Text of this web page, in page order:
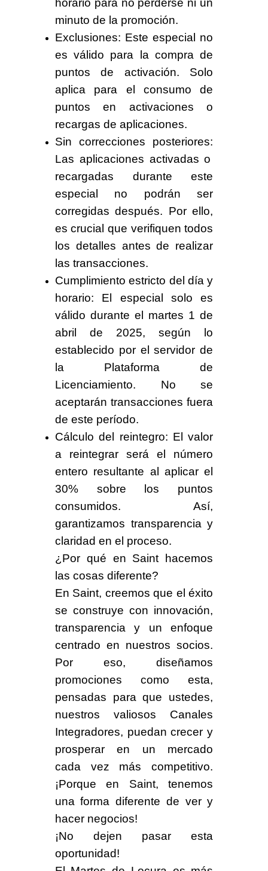
horario para no perderse ni un
minuto de la promoción.
Exclusiones: Este especial no
es válido para la compra de
puntos de activación. Solo
aplica para el consumo de
puntos en activaciones o
recargas de aplicaciones.
Sin correcciones posteriores:
Las aplicaciones activadas o
recargadas durante este
especial no podrán ser
corregidas después. Por ello,
es crucial que verifiquen todos
los detalles antes de realizar
las transacciones.
Cumplimiento estricto del día y
horario: El especial solo es
válido durante el martes 1 de
abril de 2025, según lo
establecido por el servidor de
la Plataforma de
Licenciamiento. No se
aceptarán transacciones fuera
de este período.
Cálculo del reintegro: El valor
a reintegrar será el número
entero resultante al aplicar el
30% sobre los puntos
consumidos. Así,
garantizamos transparencia y
claridad en el proceso.
¿ Por qué en Saint hacemos
las cosas diferente?
En Saint, creemos que el éxito
se construye con innovación,
transparencia y un enfoque
centrado en nuestros socios.
Por eso, diseñamos
promociones como esta,
pensadas para que ustedes,
nuestros valiosos Canales
Integradores, puedan crecer y
prosperar en un mercado
cada vez más competitivo.
¡Porque en Saint, tenemos
una forma diferente de ver y
hacer negocios!
¡No dejen pasar esta
oportunidad!